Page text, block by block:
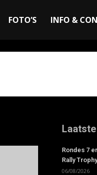
FOTO’S INFO &
Rondes 7
Rally
06/08/2026